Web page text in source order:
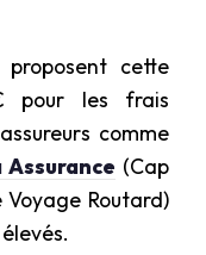
proposent cette
pour les frais
comme
Assurance (Cap
Voyage Routard)